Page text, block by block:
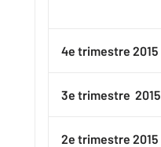
4e trimestre 2015
3e trimestre 2015
2e trimestre 2015